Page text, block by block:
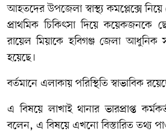
আহতদের উপজেলা স্বাস্থ্য কমপ্লেক্সে
প্রাথমিক চিকিৎসা দিয়ে
রায়েল মিয়াকে হবিগঞ্জ জেলা আধুনিক
হয়েছে।
বর্তমানে এলাকায় পরিস্থিতি স্বাভাবিক
এ বিষয়ে লাখাই থানার ভারপ্রাপ্ত
বলেন, এ বিষয়ে এখনো বিস্তারিত তথ্য